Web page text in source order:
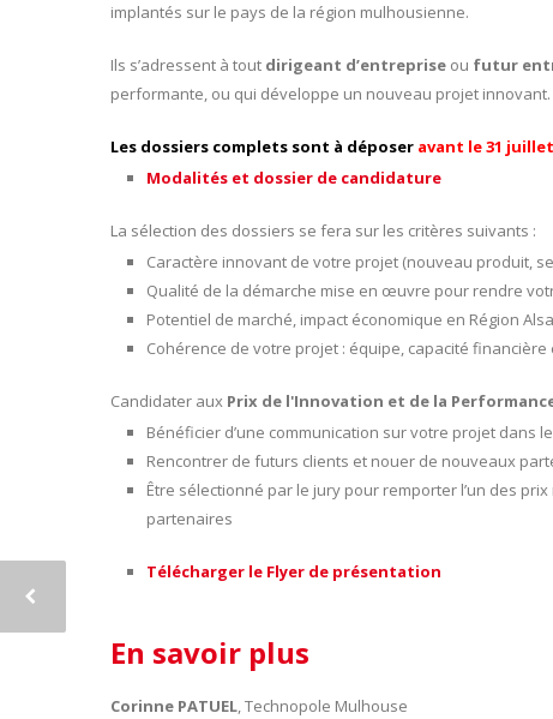
implantés sur le pays de la région mulhousienne.
Ils s’adressent à tout dirigeant d’entreprise ou futur
performante, ou qui développe un nouveau projet innovant.
Les dossiers complets sont à déposer avant le 31
Modalités et dossier de candidature
La sélection des dossiers se fera sur les critères suivants :
Caractère innovant de votre projet (nouveau produit,
Qualité de la démarche mise en œuvre pour rendre
Potentiel de marché, impact économique en Région
Cohérence de votre projet : équipe, capacité
Candidater aux Prix de l'Innovation et de la
Bénéficier d’une communication sur votre projet dans
Rencontrer de futurs clients et nouer de nouveaux
Être sélectionné par le jury pour remporter l’un des
partenaires
Télécharger le Flyer de présentation
En savoir plus
Corinne PATUEL, Technopole Mulhouse